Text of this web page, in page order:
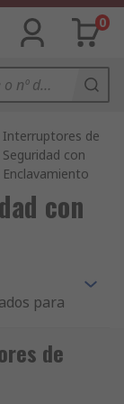
0
Interruptores de
Seguridad con
Enclavamiento
con
para
ode